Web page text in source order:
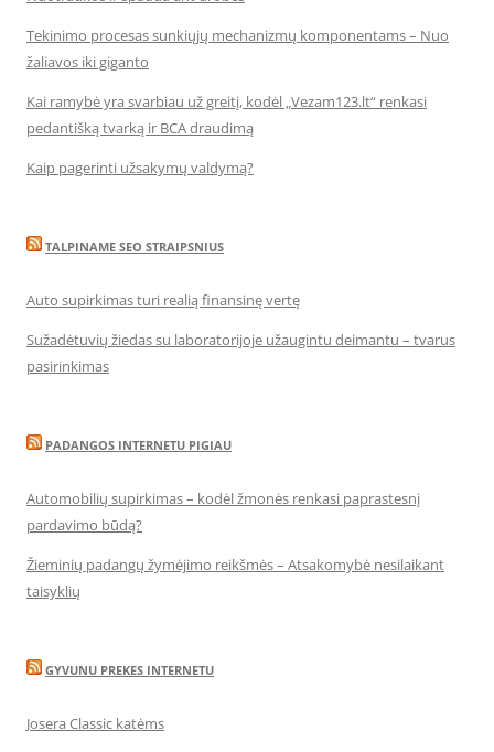
Tekinimo procesas sunkiųjų mechanizmų komponentams – Nuo
žaliavos iki giganto
Kai ramybė yra svarbiau už greitį, kodėl „Vezam123.lt“ renkasi
pedantišką tvarką ir BCA draudimą
Kaip pagerinti užsakymų valdymą?
TALPINAME SEO STRAIPSNIUS
Auto supirkimas turi realią finansinę vertę
Sužadėtuvių žiedas su laboratorijoje užaugintu deimantu – tvarus
pasirinkimas
PADANGOS INTERNETU PIGIAU
Automobilių supirkimas – kodėl žmonės renkasi paprastesnį
pardavimo būdą?
Žieminių padangų žymėjimo reikšmės – Atsakomybė nesilaikant
taisyklių
GYVUNU PREKES INTERNETU
Josera Classic katėms